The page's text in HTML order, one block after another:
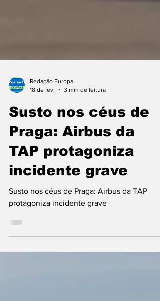
Susto nos céus de
Praga: Airbus da
TAP protagoniza
incidente grave
Susto nos céus de Praga: Airbus da TAP